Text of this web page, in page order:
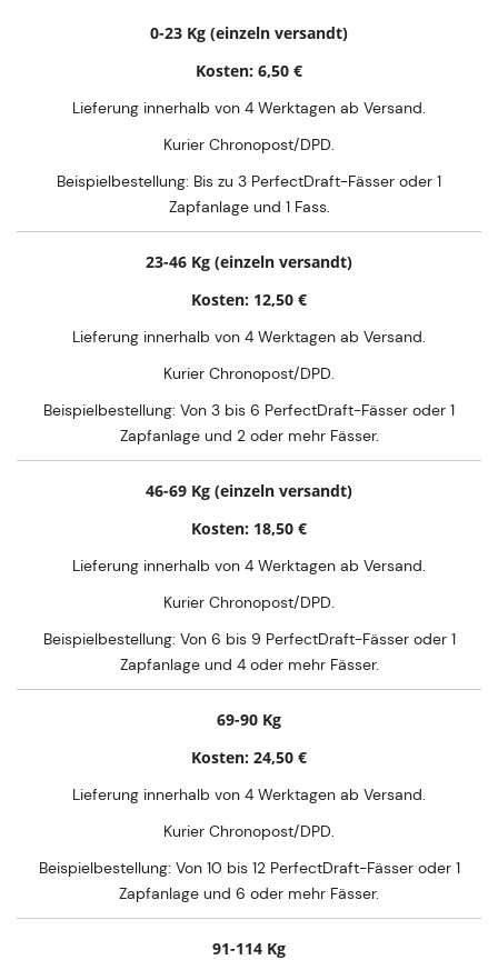
0-23 Kg (einzeln versandt)
Kosten: 6,50 €
Lieferung innerhalb von 4 Werktagen ab Versand.
Kurier Chronopost/DPD.
Beispielbestellung: Bis zu 3 PerfectDraft-Fässer oder 1
Zapfanlage und 1 Fass.
23-46 Kg (einzeln versandt)
Kosten: 12,50 €
Lieferung innerhalb von 4 Werktagen ab Versand.
Kurier Chronopost/DPD.
Beispielbestellung: Von 3 bis 6 PerfectDraft-Fässer oder 1
Zapfanlage und 2 oder mehr Fässer.
46-69 Kg (einzeln versandt)
Kosten: 18,50 €
Lieferung innerhalb von 4 Werktagen ab Versand.
Kurier Chronopost/DPD.
Beispielbestellung: Von 6 bis 9 PerfectDraft-Fässer oder 1
Zapfanlage und 4 oder mehr Fässer.
69-90 Kg
Kosten: 24,50 €
Lieferung innerhalb von 4 Werktagen ab Versand.
Kurier Chronopost/DPD.
Beispielbestellung: Von 10 bis 12 PerfectDraft-Fässer oder 1
Zapfanlage und 6 oder mehr Fässer.
91-114 Kg